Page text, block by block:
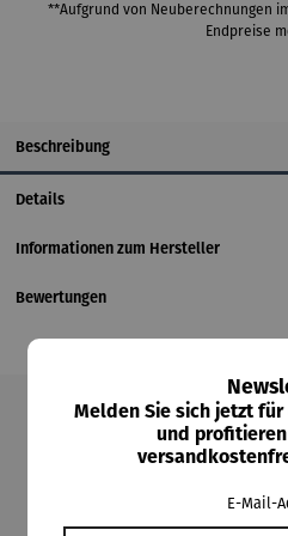
**Aufgrund von Neuberechnungen
Endpreise
Beschreibung
Details
Informationen zum Hersteller
Bewertungen
Produktgalerie überspringen
Melden Sie sich jetzt
und
E-Mail-